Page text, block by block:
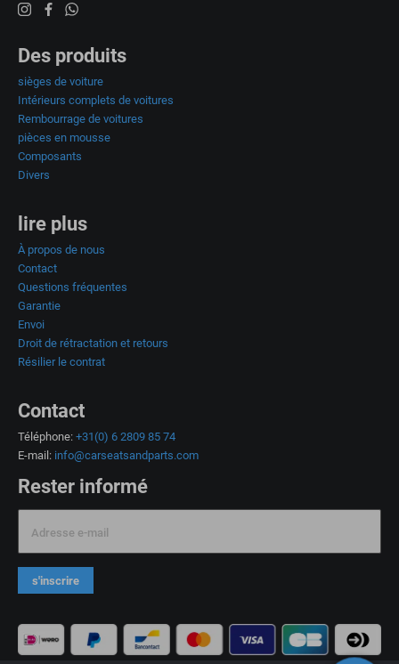
Des produits
sièges de voiture
Intérieurs complets de voitures
Rembourrage de voitures
pièces en mousse
Composants
Divers
lire plus
À propos de nous
Contact
Questions fréquentes
Garantie
Envoi
Droit de rétractation et retours
Résilier le contrat
Contact
Téléphone: +31(0) 6 2809 85 74
E-mail: info@carseatsandparts.com
Rester informé
Adresse e-mail
s'inscrire